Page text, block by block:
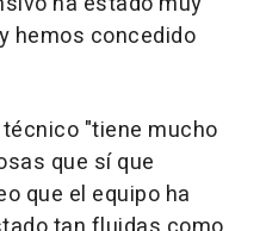
hemos concedido
"tiene mucho
que sí que
que el equipo ha